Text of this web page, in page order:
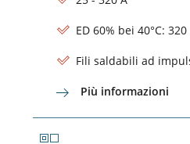
ED 60% bei 40°C: 320
Fili saldabili ad
Più informazioni